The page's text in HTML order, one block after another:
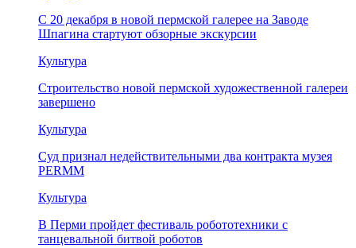
С 20 декабря в новой пермской галерее на Заводе
Шпагина стартуют обзорные экскурсии
Культура
Строительство новой пермской художественной галереи
завершено
Культура
Суд признал недействительными два контракта музея
PERMM
Культура
В Перми пройдет фестиваль робототехники с
танцевальной битвой роботов